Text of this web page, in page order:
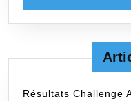
Résultats Challenge